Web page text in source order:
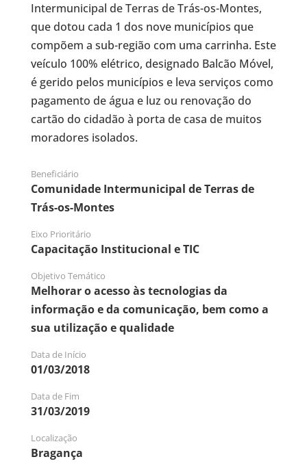
Intermunicipal de Terras de Trás-os-Montes,
que dotou cada 1 dos nove municípios que
compõem a sub-região com uma carrinha. Este
veículo 100% elétrico, designado Balcão Móvel,
é gerido pelos municípios e leva serviços como
pagamento de água e luz ou renovação do
cartão do cidadão à porta de casa de muitos
moradores isolados.
Beneficiário
Comunidade Intermunicipal de Terras de
Trás-os-Montes
Eixo Prioritário
Capacitação Institucional e TIC
Objetivo Temático
Melhorar o acesso às tecnologias da
informação e da comunicação, bem como a
sua utilização e qualidade
Data de Início
01/03/2018
Data de Fim
31/03/2019
Localização
Bragança